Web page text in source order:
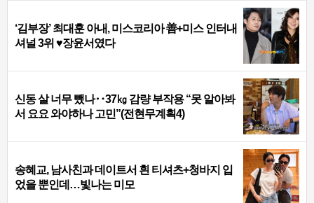
‘김부장’ 최대훈 아내, 미스코리아 善+미스 인터내
셔널 3위 ♥장윤서였다
신동 살 너무 뺐나‥37㎏ 감량 부작용 “못 알아봐
서 요요 와야하나 고민”(전현무계획4)
송혜교, 남사친과 데이트서 흰 티셔츠+청바지 입
었을 뿐인데…빛나는 미모